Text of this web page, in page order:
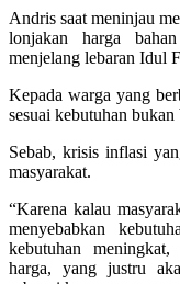
Andris saat meninjau
lonjakan harga
menjelang lebaran Idul
Kepada warga yang
sesuai kebutuhan
Sebab, krisis inflasi
masyarakat.
“Karena kalau
menyebabkan
kebutuhan
harga, yang justru